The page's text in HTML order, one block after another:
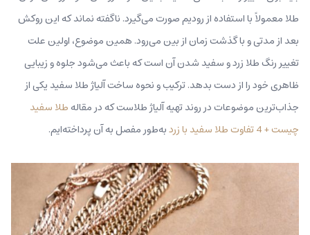
طلا معمولاً با استفاده از رودیم صورت می‌گیرد. ناگفته نماند که این روکش
بعد از مدتی و با گذشت زمان از بین می‌رود. همین موضوع، اولین علت
تغییر رنگ طلا زرد و سفید شدن آن است که باعث می‌شود جلوه و زیبایی
ظاهری خود را از دست بدهد. ترکیب و نحوه ساخت آلیاژ طلا سفید یکی از
جذاب‌ترین موضوعات در روند تهیه آلیاژ طلاست که در مقاله طلا سفید
چیست + 4 تفاوت طلا سفید با زرد
به‌طور مفصل به آن پرداخته‌ایم.